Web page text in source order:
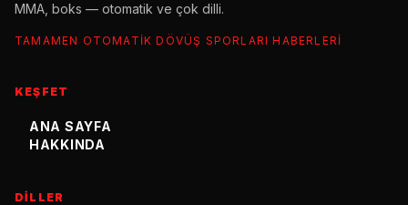
MMA, boks — otomatik ve çok dilli.
TAMAMEN OTOMATIK DÖVÜŞ SPORLARI HABERLERI
KEŞFET
ANA SAYFA
HAKKINDA
DILLER